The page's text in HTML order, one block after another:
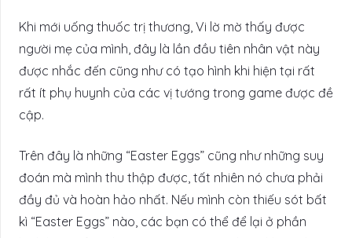
Khi mới uống thuốc trị thương, Vi lờ mờ thấy được
người mẹ của mình, đây là lần đầu tiên nhân vật này
được nhắc đến cũng như có tạo hình khi hiện tại rất
rất ít phụ huynh của các vị tướng trong game được đề
cập.
Trên đây là những “Easter Eggs” cũng như những suy
đoán mà mình thu thập được, tất nhiên nó chưa phải
đầy đủ và hoàn hảo nhất. Nếu mình còn thiếu sót bất
kì “Easter Eggs” nào, các bạn có thể để lại ở phần